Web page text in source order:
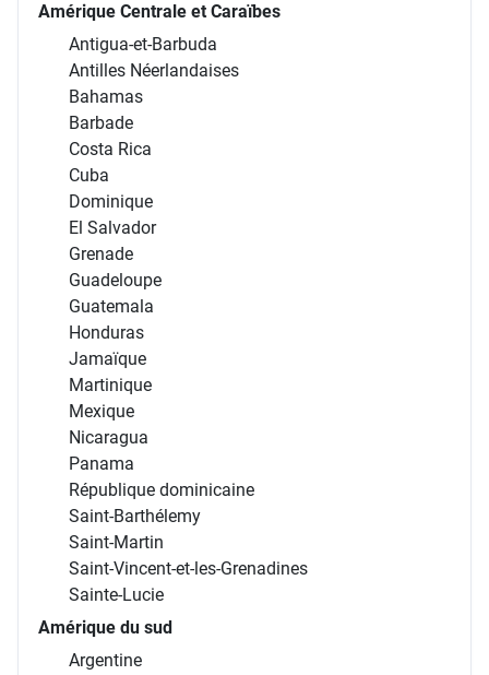
Amérique Centrale et Caraïbes
Antigua-et-Barbuda
Antilles Néerlandaises
Bahamas
Barbade
Costa Rica
Cuba
Dominique
El Salvador
Grenade
Guadeloupe
Guatemala
Honduras
Jamaïque
Martinique
Mexique
Nicaragua
Panama
République dominicaine
Saint-Barthélemy
Saint-Martin
Saint-Vincent-et-les-Grenadines
Sainte-Lucie
Amérique du sud
Argentine